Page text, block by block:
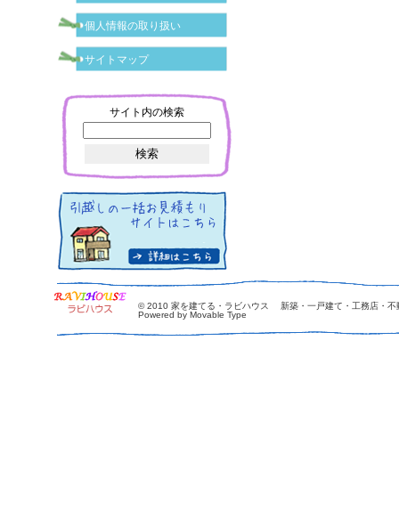
個人情報の取り扱い
サイトマップ
サイト内の検索
© 2010 家を建てる・ラビハウス 新築・一戸建て・工務店・不
Powered by Movable Type